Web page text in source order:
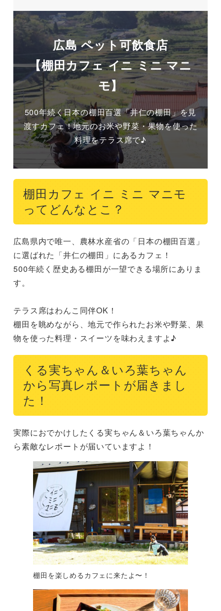
広島 ペット可飲食店
【棚田カフェ イニ ミニ マニ
モ】
500年続く日本の棚田百選「井仁の棚田」を見
渡すカフェ！地元のお米や野菜・果物を使った
料理をテラス席で♪
棚田カフェ イニ ミニ マニモ
ってどんなとこ？
広島県内で唯一、農林水産省の「日本の棚田百選」
に選ばれた「井仁の棚田」にあるカフェ！
500年続く歴史ある棚田が一望できる場所にありま
す。
テラス席はわんこ同伴OK！
棚田を眺めながら、地元で作られたお米や野菜、果
物を使った料理・スイーツを味わえますよ♪
くる実ちゃん＆いろ葉ちゃん
から写真レポートが届きまし
た！
実際におでかけしたくる実ちゃん＆いろ葉ちゃんか
ら素敵なレポートが届いていますよ！
棚田を楽しめるカフェに来たよ〜！